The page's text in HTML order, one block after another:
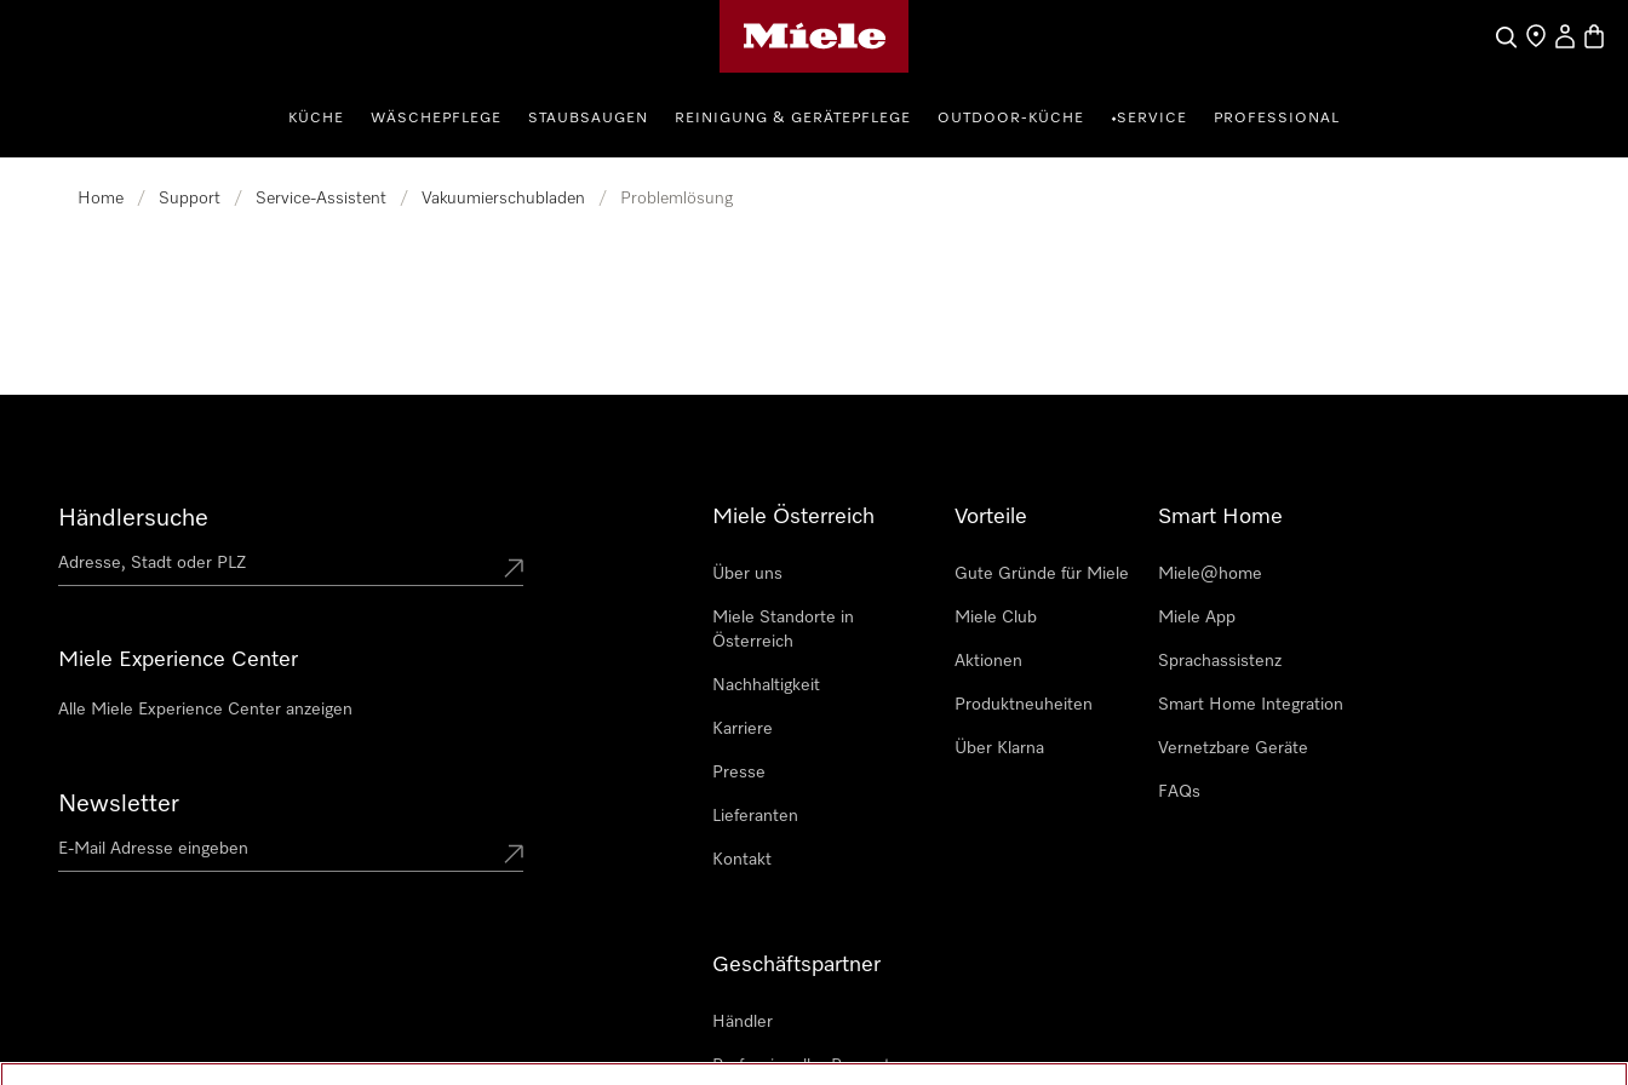
SucheHändlersuche
KÜCHE WÄSCHEPFLEGE STAUBSAUGEN REINIGUNG & GERÄTEPFLEGE OUTDOOR-KÜCHE •SERVICE PROFESSIONAL
Home / Support / Service-Assistent / Vakuumierschubladen / Problemlösung
Händlersuche
Miele Experience Center
Alle Miele Experience Center anzeigen
Newsletter
Miele Österreich
Über uns
Miele Standorte in
Österreich
Nachhaltigkeit
Karriere
Presse
Lieferanten
Kontakt
Vorteile
Gute Gründe für Miele
Miele Club
Aktionen
Produktneuheiten
Über Klarna
Smart Home
Miele@home
Miele App
Sprachassistenz
Smart Home Integration
Vernetzbare Geräte
FAQs
Geschäftspartner
Händler
Professioneller Reparateur